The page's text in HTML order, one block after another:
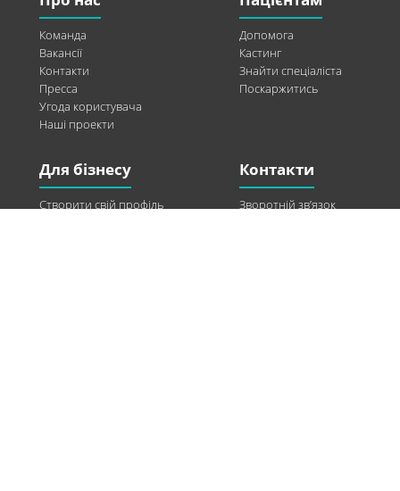
Команда
Вакансії
Контакти
Пресса
Угода користувача
Наші проекти
Допомога
Кастинг
Знайти спеціаліста
Поскаржитись
Для бізнесу
Створити свій профіль
Контакти
Зворотній зв’язок